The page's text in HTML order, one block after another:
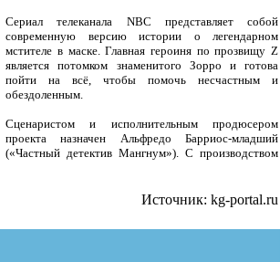
Сериал телеканала NBC представляет собой
современную версию истории о легендарном
мстителе в маске. Главная героиня по прозвищу Z
является потомком знаменитого Зорро и готова
пойти на всё, чтобы помочь несчастным и
обездоленным.
Сценаристом и исполнительным продюсером
проекта назначен Альфредо Барриос-младший
(«Частный детектив Мангнум»). С производством
Источник: kg-portal.ru